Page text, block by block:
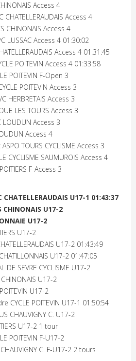
Access 4
CHATELLERAUDAIS Access 4
CHINONAIS Access 4
LUSSAC Access 4 01:30:02
Access 4 01:31:45
POITEVIN Access 4 01:33:58
POITEVIN F-Open 3
POITEVIN Access 3
HERBRETAIS Access 3
LES TOURS Access 3
LOUDUN Access 3
Access 4
TOURS CYCLISME Access 3
CYCLISME SAUMUROIS Access 4
F-Access 3
U17-1 01:43:37
CHINONAIS U17-2
U17-2
U17-2
U17-2 01:43:49
U17-2 01:47:05
DE SEVRE CYCLISME U17-2
U17-2
U17-2
CYCLE POITEVIN U17-1 01:50:54
CHAUVIGNY C. U17-2
U17-2 1 tour
POITEVIN F-U17-2
C. F-U17-2 2 tours